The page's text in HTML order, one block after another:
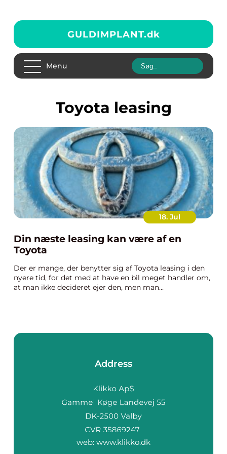
GULDIMPLANT.dk
Menu
Toyota leasing
18. Jul
Din næste leasing kan være af en
Toyota
Der er mange, der benytter sig af Toyota leasing i den
nyere tid, for det med at have en bil meget handler om,
at man ikke decideret ejer den, men man...
Address
web: www.klikko.dk